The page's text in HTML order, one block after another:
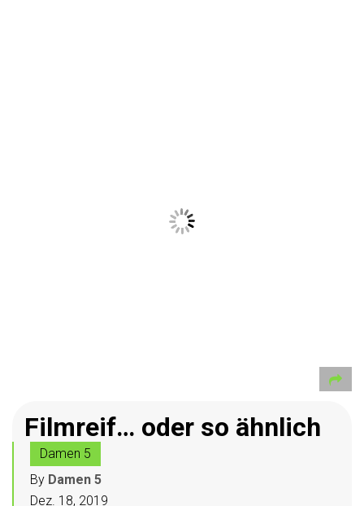
Filmreif… oder so ähnlich
Damen 5
By Damen 5
Dez. 18, 2019